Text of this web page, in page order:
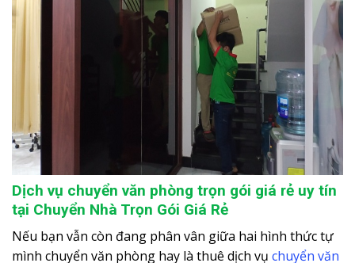
Dịch vụ chuyển văn phòng trọn gói giá rẻ uy tín
tại Chuyển Nhà Trọn Gói Giá Rẻ
Nếu bạn vẫn còn đang phân vân giữa hai hình thức tự
mình chuyển văn phòng hay là thuê dịch vụ chuyển văn